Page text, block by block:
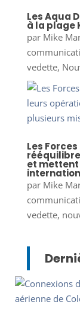
Les Aqua
à la plage
par Mike
vedette,
Les
et mettent
par Mike
vedette,